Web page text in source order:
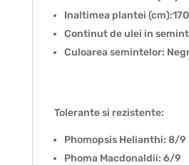
Inaltimea plantei
Continut de ulei in
Culoarea semintelor:
Tolerante si rezistente:
Phomopsis Helianthi: 8/9
Phoma Macdonaldii: 6/9